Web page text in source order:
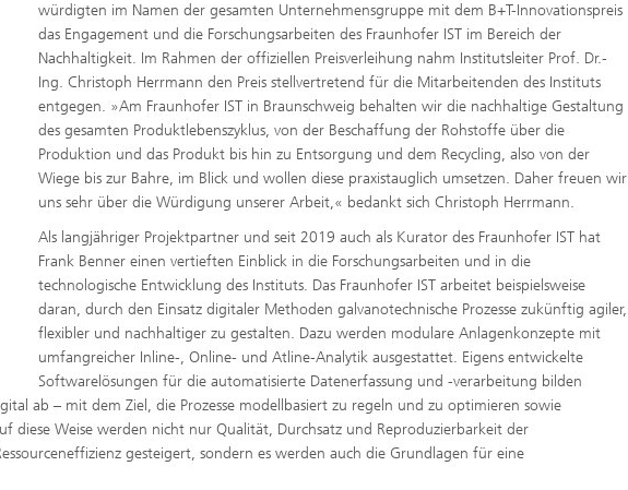
würdigten im Namen der gesamten Unternehmensgruppe mit dem B+T-Innovationspreis
das Engagement und die Forschungsarbeiten des Fraunhofer IST im Bereich der
Nachhaltigkeit. Im Rahmen der offiziellen Preisverleihung nahm Institutsleiter Prof. Dr.-
Ing. Christoph Herrmann den Preis stellvertretend für die Mitarbeitenden des Instituts
entgegen. »Am Fraunhofer IST in Braunschweig behalten wir die nachhaltige Gestaltung
des gesamten Produktlebenszyklus, von der Beschaffung der Rohstoffe über die
Produktion und das Produkt bis hin zu Entsorgung und dem Recycling, also von der
Wiege bis zur Bahre, im Blick und wollen diese praxistauglich umsetzen. Daher freuen wir
uns sehr über die Würdigung unserer Arbeit,« bedankt sich Christoph Herrmann.
Als langjähriger Projektpartner und seit 2019 auch als Kurator des Fraunhofer IST hat
Frank Benner einen vertieften Einblick in die Forschungsarbeiten und in die
technologische Entwicklung des Instituts. Das Fraunhofer IST arbeitet beispielsweise
daran, durch den Einsatz digitaler Methoden galvanotechnische Prozesse zukünftig agiler,
flexibler und nachhaltiger zu gestalten. Dazu werden modulare Anlagenkonzepte mit
umfangreicher Inline-, Online- und Atline-Analytik ausgestattet. Eigens entwickelte
Softwarelösungen für die automatisierte Datenerfassung und -verarbeitung bilden
ab – mit dem Ziel, die Prozesse modellbasiert zu regeln und zu optimieren sowie
diese Weise werden nicht nur Qualität, Durchsatz und Reproduzierbarkeit der
gesteigert, sondern es werden auch die Grundlagen für eine